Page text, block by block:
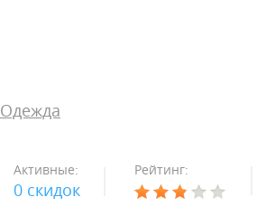
Одежда
Активные:
0 скидок
Рейтинг: